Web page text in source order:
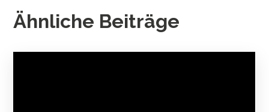
Ähnliche Beiträge